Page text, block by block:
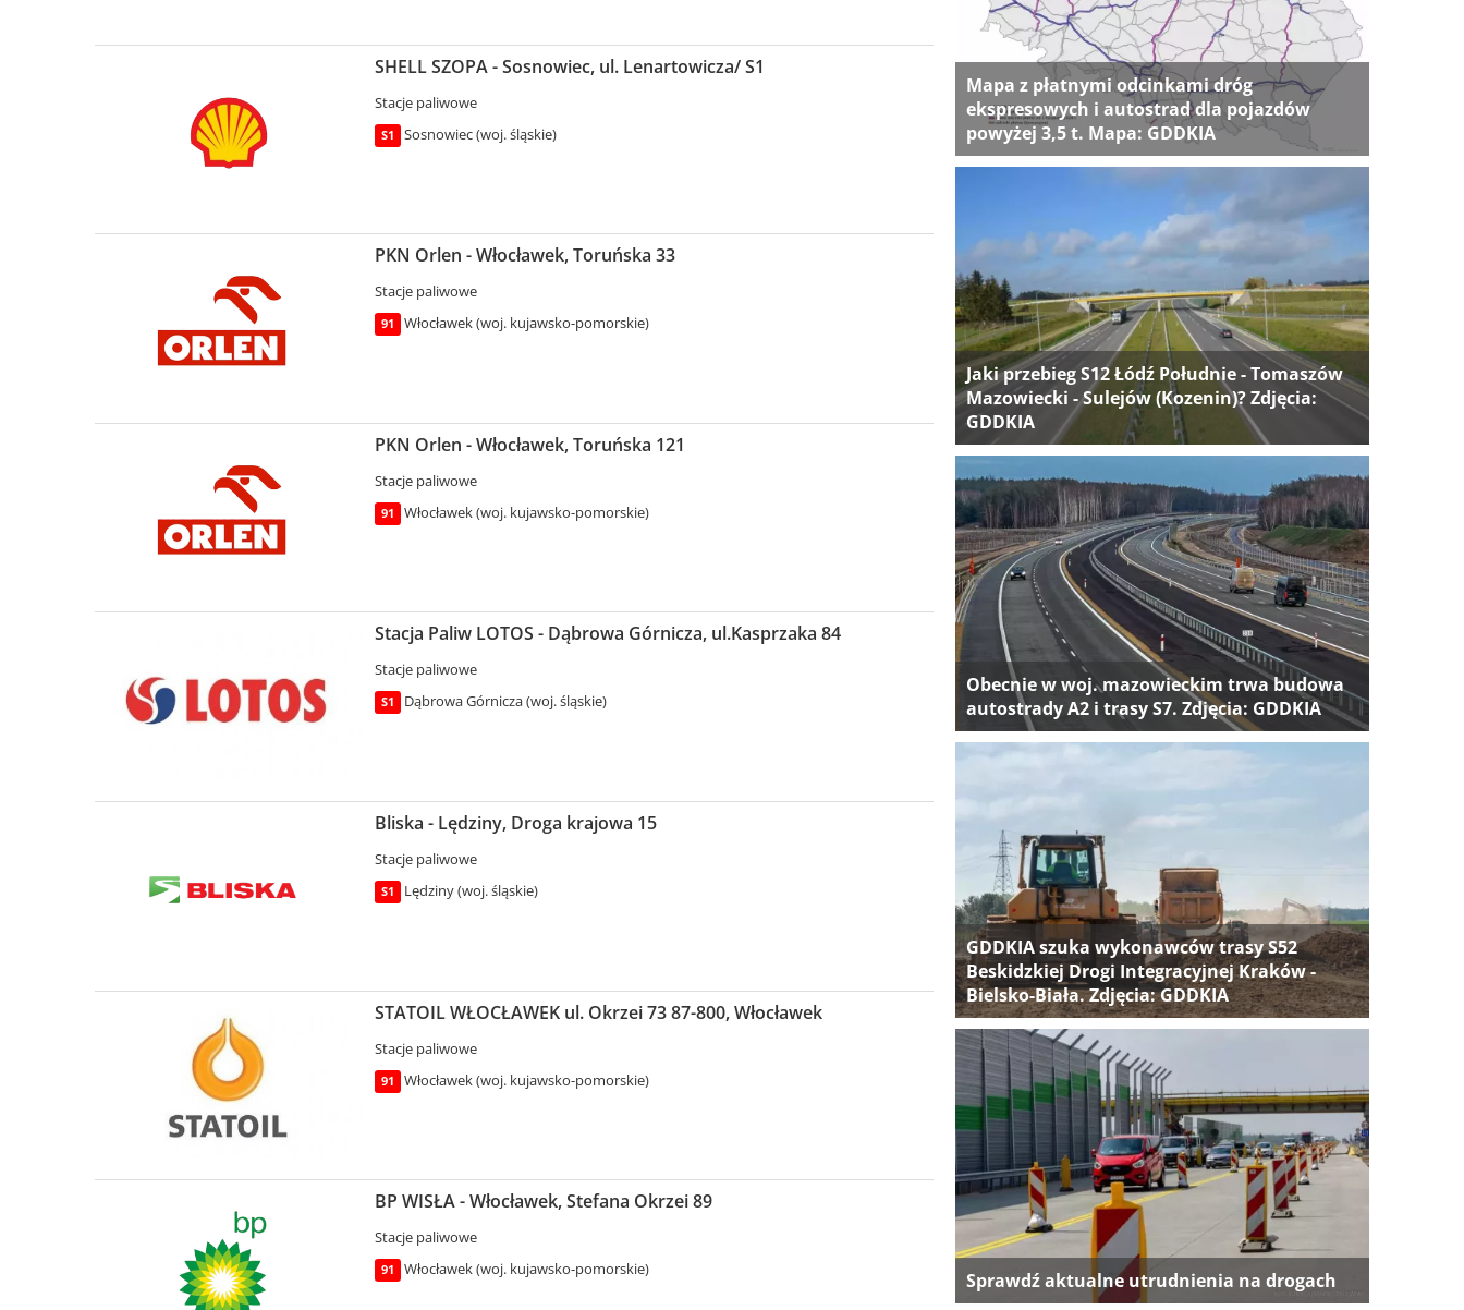
SHELL SZOPA - Sosnowiec, ul. Lenartowicza/ S1
Stacje paliwowe
S1 Sosnowiec (woj. śląskie)
PKN Orlen - Włocławek, Toruńska 33
Stacje paliwowe
91 Włocławek (woj. kujawsko-pomorskie)
PKN Orlen - Włocławek, Toruńska 121
Stacje paliwowe
91 Włocławek (woj. kujawsko-pomorskie)
Stacja Paliw LOTOS - Dąbrowa Górnicza, ul.Kasprzaka 84
Stacje paliwowe
S1 Dąbrowa Górnicza (woj. śląskie)
Bliska - Lędziny, Droga krajowa 15
Stacje paliwowe
S1 Lędziny (woj. śląskie)
STATOIL WŁOCŁAWEK ul. Okrzei 73 87-800, Włocławek
Stacje paliwowe
91 Włocławek (woj. kujawsko-pomorskie)
BP WISŁA - Włocławek, Stefana Okrzei 89
Stacje paliwowe
91 Włocławek (woj. kujawsko-pomorskie)
Mapa z płatnymi odcinkami dróg
ekspresowych i autostrad dla pojazdów
powyżej 3,5 t. Mapa: GDDKIA
Jaki przebieg S12 Łódź Południe - Tomaszów
Mazowiecki - Sulejów (Kozenin)? Zdjęcia:
GDDKIA
Obecnie w woj. mazowieckim trwa budowa
autostrady A2 i trasy S7. Zdjęcia: GDDKIA
GDDKIA szuka wykonawców trasy S52
Beskidzkiej Drogi Integracyjnej Kraków -
Bielsko-Biała. Zdjęcia: GDDKIA
Sprawdź aktualne utrudnienia na drogach